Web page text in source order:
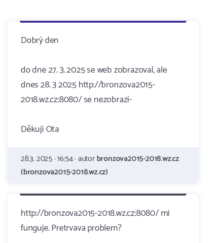
Dobrý den
do dne 27. 3. 2025 se web zobrazoval, ale
dnes 28. 3 2025 http://bronzova2015-
2018.wz.cz:8080/ se nezobrazí-
Děkuji Ota
28.3. 2025 · 16:54 · autorbronzova2015-2018.wz.cz
(bronzova2015-2018.wz.cz)
http://bronzova2015-2018.wz.cz:8080/ mi
funguje. Pretrvava problem?